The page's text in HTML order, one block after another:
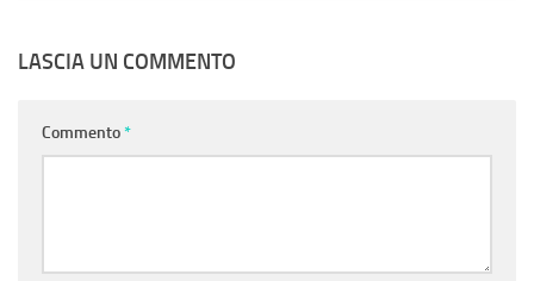
LASCIA UN COMMENTO
Commento*